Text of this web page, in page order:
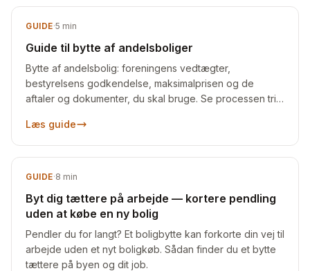
GUIDE·5 min
Guide til bytte af andelsboliger
Bytte af andelsbolig: foreningens vedtægter,
bestyrelsens godkendelse, maksimalprisen og de
aftaler og dokumenter, du skal bruge. Se processen trin
Læs guide
GUIDE·8 min
Byt dig tættere på arbejde — kortere pendling
uden at købe en ny bolig
Pendler du for langt? Et boligbytte kan forkorte din vej til
arbejde uden et nyt boligkøb. Sådan finder du et bytte
tættere på byen og dit job.